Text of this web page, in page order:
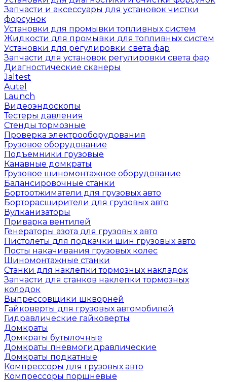
Запчасти и аксессуары для установок чистки
форсунок
Установки для промывки топливных систем
Жидкости для промывки для топливных систем
Установки для регулировки света фар
Запчасти для установок регулировки света фар
Диагностические сканеры
Jaltest
Autel
Launch
Видеоэндоскопы
Тестеры давления
Стенды тормозные
Проверка электрооборудования
Грузовое оборудование
Подъемники грузовые
Канавные домкраты
Грузовое шиномонтажное оборудование
Балансировочные станки
Бортоотжиматели для грузовых авто
Борторасширители для грузовых авто
Вулканизаторы
Приварка вентилей
Генераторы азота для грузовых авто
Пистолеты для подкачки шин грузовых авто
Посты накачивания грузовых колес
Шиномонтажные станки
Станки для наклепки тормозных накладок
Запчасти для станков наклепки тормозных
колодок
Выпрессовщики шкворней
Гайковерты для грузовых автомобилей
Гидравлические гайковерты
Домкраты
Домкраты бутылочные
Домкраты пневмогидравлические
Домкраты подкатные
Компрессоры для грузовых авто
Компрессоры поршневые